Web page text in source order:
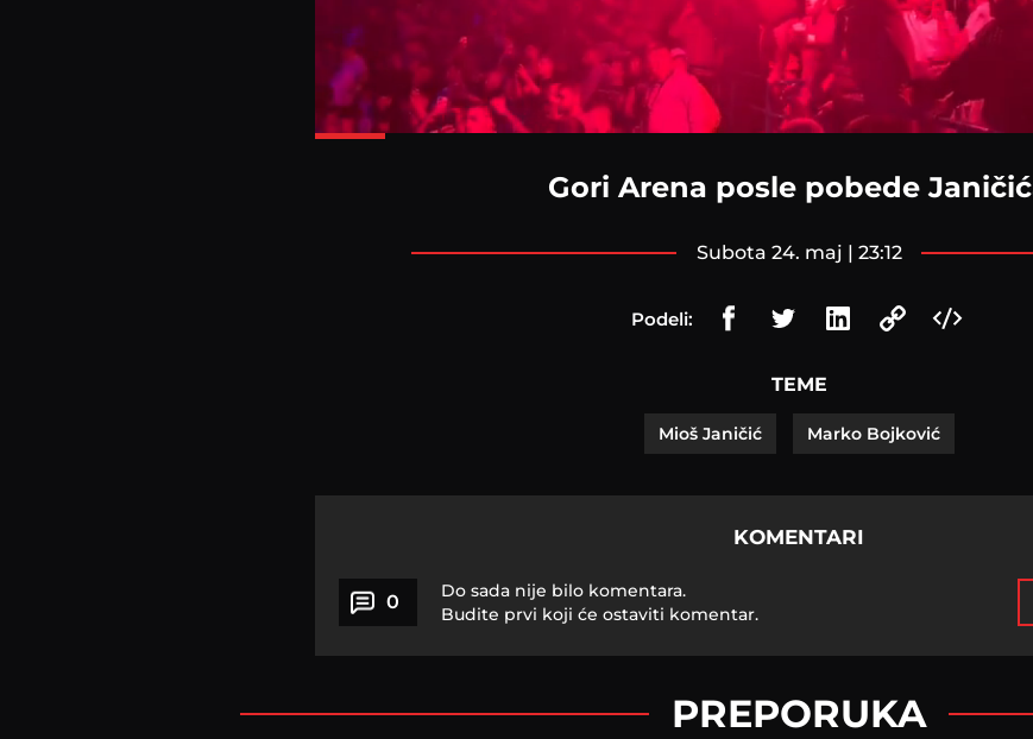
Gori Arena posle pobede
subota 24. maj | 23:12
Podeli:
TEME
Mioš Janičić Marko Bojković
KOMENTARI
0
Do sada nije bilo komentara.
Budite prvi koji će ostaviti komentar.
PREPORUKA